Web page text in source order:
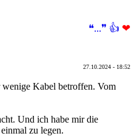
❝...❞ 👍 ❤
27.10.2024 - 18:52
wenige Kabel betroffen. Vom
Und ich habe mir die
zu legen.